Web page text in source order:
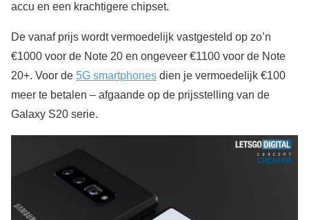
accu en een krachtigere chipset.
De vanaf prijs wordt vermoedelijk vastgesteld op zo’n
€1000 voor de Note 20 en ongeveer €1100 voor de Note
20+. Voor de 5G smartphones dien je vermoedelijk €100
meer te betalen – afgaande op de prijsstelling van de
Galaxy S20 serie.